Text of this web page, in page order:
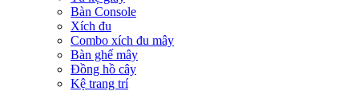
Bàn Console
Xích đu
Combo xích đu mây
Bàn ghế mây
Đồng hồ cây
Kệ trang trí